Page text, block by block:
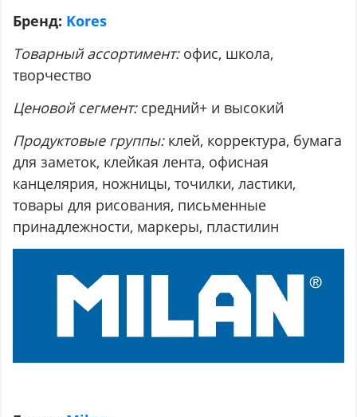
Бренд: Kores
Товарный ассортимент:офис, школа,
творчество
Ценовой сегмент: средний+ и высокий
Продуктовые группы:клей, корректура, бумага
для заметок, клейкая лента, офисная
канцелярия, ножницы, точилки, ластики,
товары для рисования, письменные
принадлежности, маркеры, пластилин